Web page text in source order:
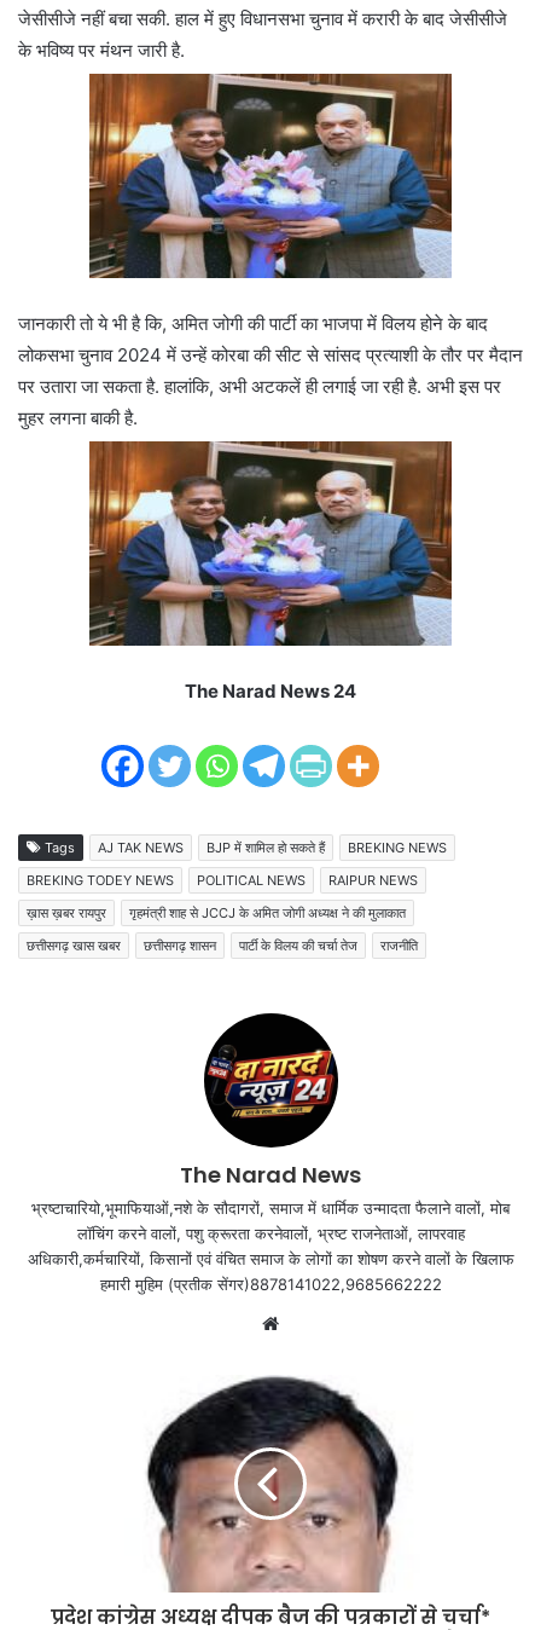
जेसीसीजे नहीं बचा सकी. हाल में हुए विधानसभा चुनाव में करारी के बाद जेसीसीजे
के भविष्य पर मंथन जारी है.
जानकारी तो ये भी है कि, अमित जोगी की पार्टी का भाजपा में विलय होने के बाद
लोकसभा चुनाव 2024 में उन्हें कोरबा की सीट से सांसद प्रत्याशी के तौर पर मैदान
पर उतारा जा सकता है. हालांकि, अभी अटकलें ही लगाई जा रही है. अभी इस पर
मुहर लगना बाकी है.
The Narad News 24
Tags AJ TAK NEWS BJP में शामिल हो सकते हैं
BREKING NEWS
BREKING TODEY NEWS
POLITICAL NEWS
RAIPUR NEWS
ख़ास ख़बर रायपुर
गृहमंत्री शाह से JCCJ के अमित जोगी अध्यक्ष ने की मुलाकात
छत्तीसगढ़ खास खबर
छत्तीसगढ़ शासन पार्टी के विलय की चर्चा तेज राजनीति
The Narad News
भ्रष्टाचारियो,भूमाफियाओं,नशे के सौदागरों, समाज में धार्मिक उन्मादता फैलाने वालों, मोब
लॉचिंग करने वालों, पशु क्रूरता करनेवालों, भ्रष्ट राजनेताओं, लापरवाह
अधिकारी,कर्मचारियों, किसानों एवं वंचित समाज के लोगों का शोषण करने वालों के खिलाफ
हमारी मुहिम (प्रतीक सेंगर)8878141022,9685662222
Website
प्रदेश कांग्रेस अध्यक्ष दीपक बैज की पत्रकारों से चर्चा*